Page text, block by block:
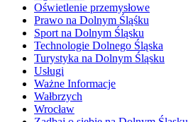
Oświetlenie przemysłowe
Prawo na Dolnym Śląśku
Sport na Dolnym Śląsku
Technologie Dolnego Śląska
Turystyka na Dolnym Śląsku
Usługi
Ważne Informacje
Wałbrzych
Wrocław